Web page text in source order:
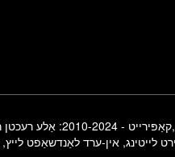
© קאַפּירייט - 2010-2024: אַלע רעכטן רעזערווירט.,
לייטינג, אין-ערד לאַנדשאַפט לייץ,